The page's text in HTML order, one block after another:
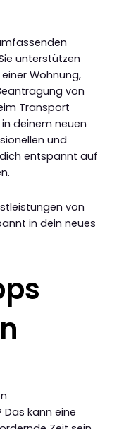
unterstützen
Wohnung,
von
Transport
deinem neuen
und
entspannt auf
von
in dein neues
kann eine